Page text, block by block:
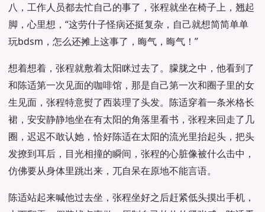
八，工作人员都去忙自己的事了，张程就坐在椅子上，翘起
脚，心里想，“这劳什子怪病还挺复杂，自己就想简简单单
玩bdsm，怎么还摊上这事了，晦气，晦气！”
想着想着，张程就敷着太阳眯过去了。朦胧之中，他看到了
和陈适第一次见面的咖啡馆，那是自己第一次和圈子里的女
生见面，张程特意熨了西装理了头发。陈适穿着一条米格长
裙，安安静静地坐在有太阳的角落里看书，张程来回走了几
圈，迟迟不敢认她，恰好陈适在太阳的流光里抬起头，把头
发撩到耳后，目光相撞的瞬间，张程的心脏像被什么击中，
仿佛要从身体里跳出来，兀自呆在原地不能言语。
陈适站起来喊他过去坐，张程坐好之后赶紧低头摸出手机，